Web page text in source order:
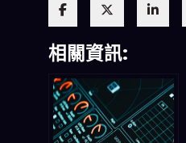
相關資訊: